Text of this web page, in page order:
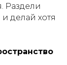
Раздели
делай хотя